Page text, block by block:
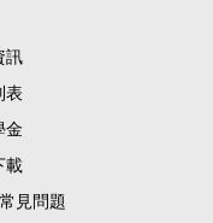
訊
表
金
載
見問題